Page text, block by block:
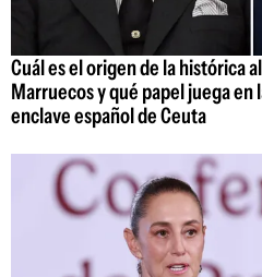
Cuál es el origen de la histórica
Marruecos y qué papel juega
enclave español de Ceuta